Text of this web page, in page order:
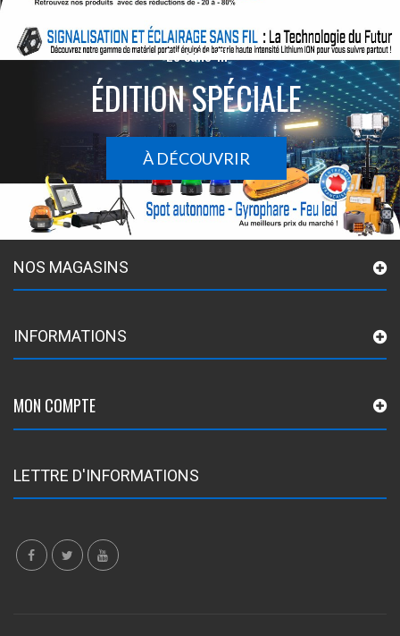
Le sans-fil
ÉDITION SPÉCIALE
À DÉCOUVRIR
NOS MAGASINS
INFORMATIONS
MON COMPTE
LETTRE D'INFORMATIONS